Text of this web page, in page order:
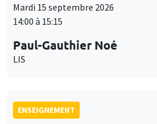
Mardi 15 septembre 2026
14:00 à 15:15
Paul-Gauthier Noé
LIS
ENSEIGNEMENT